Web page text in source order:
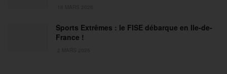
Sports Extrêmes : le FISE débarque en Ile-de-
France !